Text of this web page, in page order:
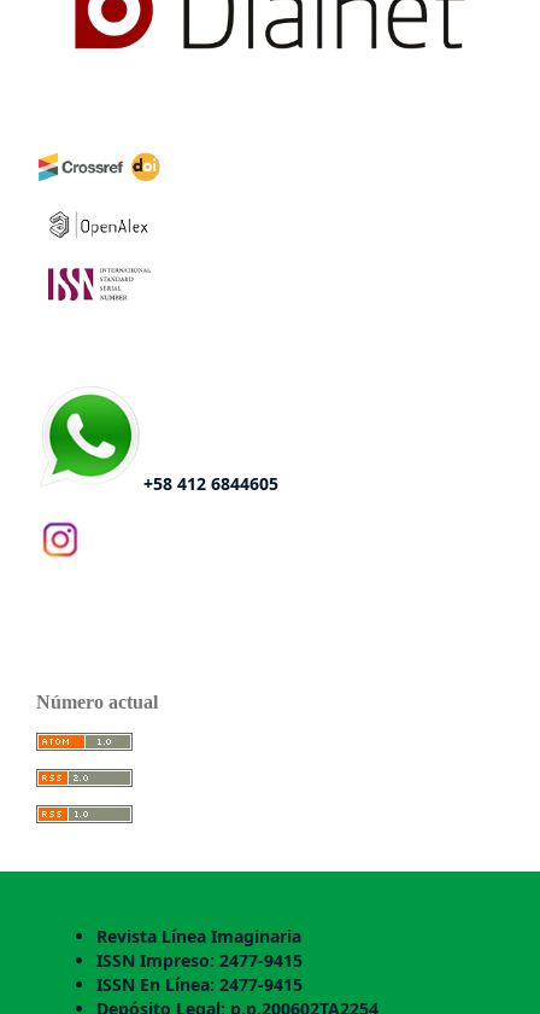
+58 412 6844605
Número actual
Revista Línea Imaginaria
ISSN Impreso: 2477-9415
ISSN En Línea: 2477-9415
Depósito Legal: p.p.200602TA2254